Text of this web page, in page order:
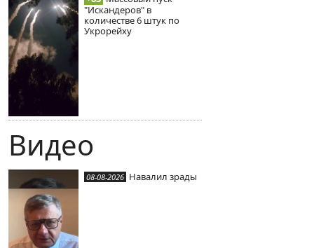
"Искандеров" в
количестве 6 штук по
Укрорейху
Видео
08-08-2026 Навалил зрады